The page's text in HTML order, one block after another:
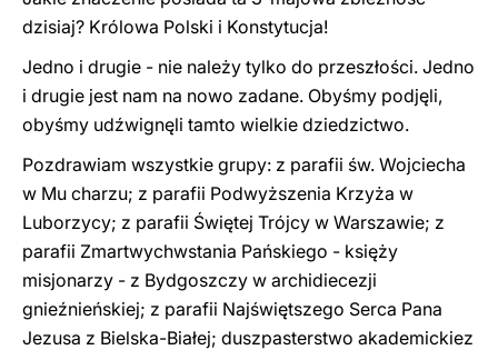
dzisiaj? Królowa Polski i Konstytucja!
Jedno i drugie - nie należy tylko do przeszłości. Jedno
i drugie jest nam na nowo zadane. Obyśmy podjęli,
obyśmy udźwignęli tamto wielkie dziedzictwo.
Pozdrawiam wszystkie grupy: z parafii św. Wojciecha
w Mu charzu; z parafii Podwyższenia Krzyża w
Luborzycy; z parafii Świętej Trójcy w Warszawie; z
parafii Zmartwychwstania Pańskiego - księży
misjonarzy - z Bydgoszczy w archidiecezji
gnieźnieńskiej; z parafii Najświętszego Serca Pana
Jezusa z Bielska-Białej; duszpasterstwo akademickiez